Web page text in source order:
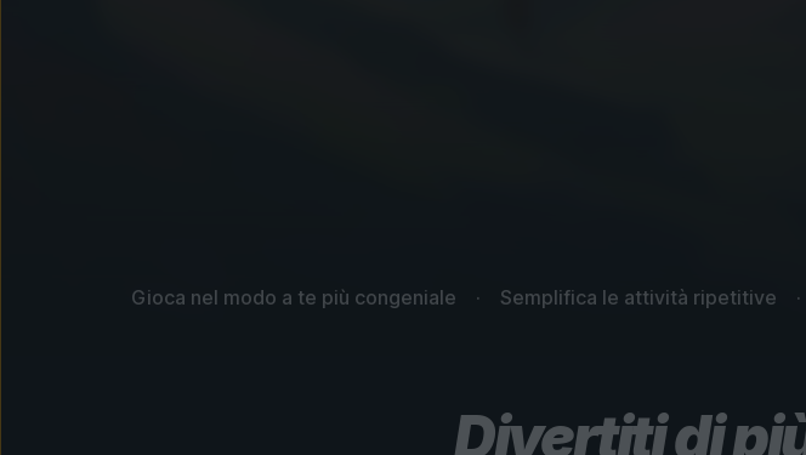
Gioca nel modo a te più congeniale Semplifica le attività ripetitive
Divertiti di